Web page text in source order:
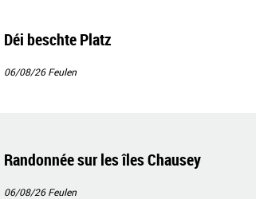
Déi beschte Platz
06/08/26Feulen
Randonnée sur les îles Chausey
06/08/26Feulen